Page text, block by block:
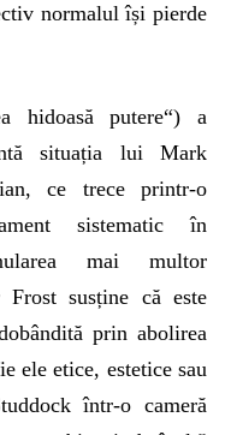
normalul își pierde
hidoasă putere“) a
situația lui Mark
ce trece printr-o
sistematic în
mai multor
Frost susține că este
prin abolirea
ele etice, estetice sau
într-o cameră